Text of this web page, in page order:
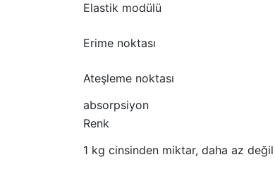
Elastik modülü
Erime noktası
Ateşleme noktası
absorpsiyon
Renk
1 kg cinsinden miktar, daha az değil